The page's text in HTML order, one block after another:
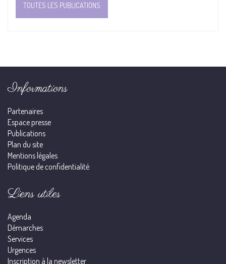
TOUTES LES PUBLICATIONS
Informations
Partenaires
Espace presse
Publications
Plan du site
Mentions légales
Politique de confidentialité
Liens utiles
Agenda
Démarches
Services
Urgences
Inscription à la newsletter